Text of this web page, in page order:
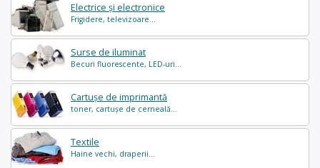
Electrice și electronice
Frigidere, televizoare...
Surse de iluminat
Becuri fluorescente, LED-uri...
Cartușe de imprimantă
toner, cartușe de cerneală...
Textile
Haine vechi, draperii...